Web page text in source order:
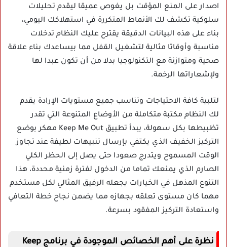
اصدار على المنع المؤقت بل يغوص عميقا ليقدم تحليلات
سلوكية تكشف لك الأنماط المتكررة في استهلاكك اليومي،
بناء على هذه البيانات الدقيقة يقترح عليك النظام تدخلات
مناسبة وأوقاتا مثالية لتشغيل القفل مما بيساعدك بناء علاقة
صحية ومتوازنة مع التكنولوجيا بدلا من أن تكون عبدا لها
ولإشعاراتها الرخمة.
لتلبية كافة الاحتياجات وتناسب جميع مستويات الإرادة يقدم
لك النظام مكتبة متكاملة من الأوضاع المتنوعة التي تقدر
تظبيطها بكل سهولة، يبدأ تطبيق Keep Me Out مهكر بوضع
التركيز الخفيف الذي يكتفي بإرسال تنبيهات لطيفة عند تجاوز
الوقت المسموح ويتدرج صعودا حتى يصل إلى الحظر الكلي
الصارم الذي يمنعك تماما من الدخول لفترة زمنية محددة، هذا
التنوع المذهل في الخيارات يجعله الرفيق المثالي لكل مستخدم
مهما كان مستوى تعلقه بجهازه مما يضمن نجاح خطة التعافي
واستعادة التركيز المفقود بسرعة.
نظرة على أهم الخصائص الموجودة في برنامج Keep